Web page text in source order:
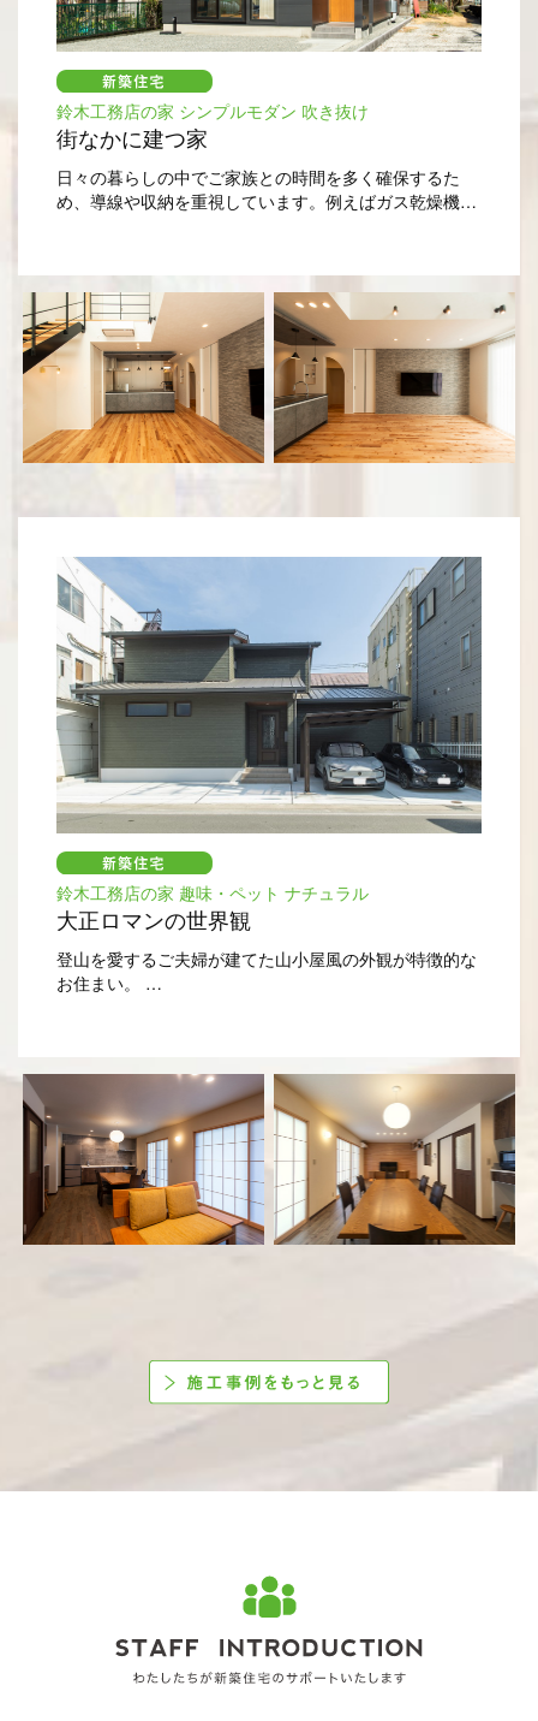
鈴木工務店の家 シンプルモダン 吹き抜け
街なかに建つ家
日々の暮らしの中でご家族との時間を多く確保するた
め、導線や収納を重視しています。例えばガス乾燥機や
収納スペースなど。また、ご家族の様子がいつでも一望
できるシンプルなLDKには、自然光が降り注ぐ開放的な
吹抜けがあります。街なかの車や人通りの多い場所で
も、心身ともに安心して暮らしていけるお宅です。
鈴木工務店の家 趣味・ペット ナチュラル
大正ロマンの世界観
登山を愛するご夫婦が建てた山小屋風の外観が特徴的な
お住まい。
玄関の照明器具や特注のステンドグラスの窓により、大
正ロマンの世界観を演出しています。